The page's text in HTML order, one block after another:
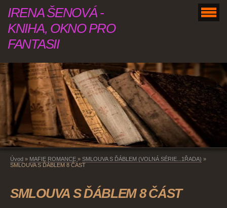
IRENA ŠENOVÁ -
KNIHA, OKNO PRO
FANTASII
Úvod » MAFIE ROMANCE » SMLOUVA S ĎÁBLEM (VOLNÁ SÉRIE...1ŘADA) »
SMLOUVA S ĎÁBLEM 8 ČÁST
SMLOUVA S ĎÁBLEM 8 ČÁST